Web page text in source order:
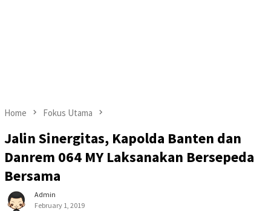
Home Fokus Utama
Jalin Sinergitas, Kapolda Banten dan
Danrem 064 MY Laksanakan Bersepeda
Bersama
Admin
February 1, 2019